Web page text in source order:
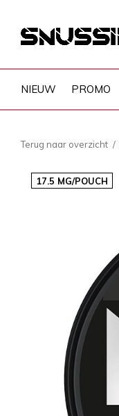
NIEUW PROMO
Terug naar overzicht
17.5 MG/POUCH